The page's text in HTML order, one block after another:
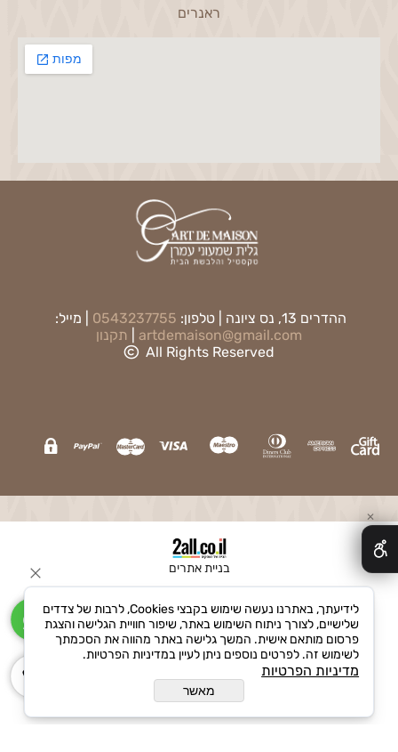
ראנרים
ההדרים 13, נס ציונה | טלפון: 0543237755 | מייל:
artdemaison@gmail.com
תקנון
All Rights Reserved
בניית אתרים
✕
לידיעתך, באתרנו נעשה שימוש בקבצי Cookies, לרבות של צדדים
שלישיים, לצורך ניתוח השימוש באתר, שיפור חוויית הגלישה והצגת
פרסום מותאם אישית. המשך גלישה באתר מהווה את הסכמתך
לשימוש זה. לפרטים נוספים ניתן לעיין במדיניות הפרטיות.
מדיניות הפרטיות
מאשר